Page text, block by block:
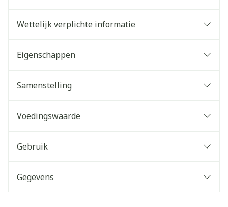
Wettelijk verplichte informatie
Eigenschappen
Samenstelling
Voedingswaarde
Gebruik
Gegevens